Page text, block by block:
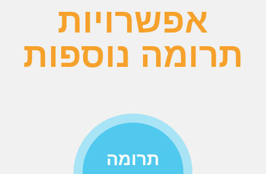
אפשרויות
תרומה נוספות
תרומה